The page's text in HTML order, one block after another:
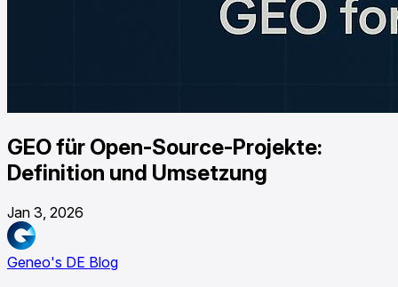
GEO für Open-Source-Projekte:
Definition und Umsetzung
Jan 3, 2026
Geneo's DE Blog